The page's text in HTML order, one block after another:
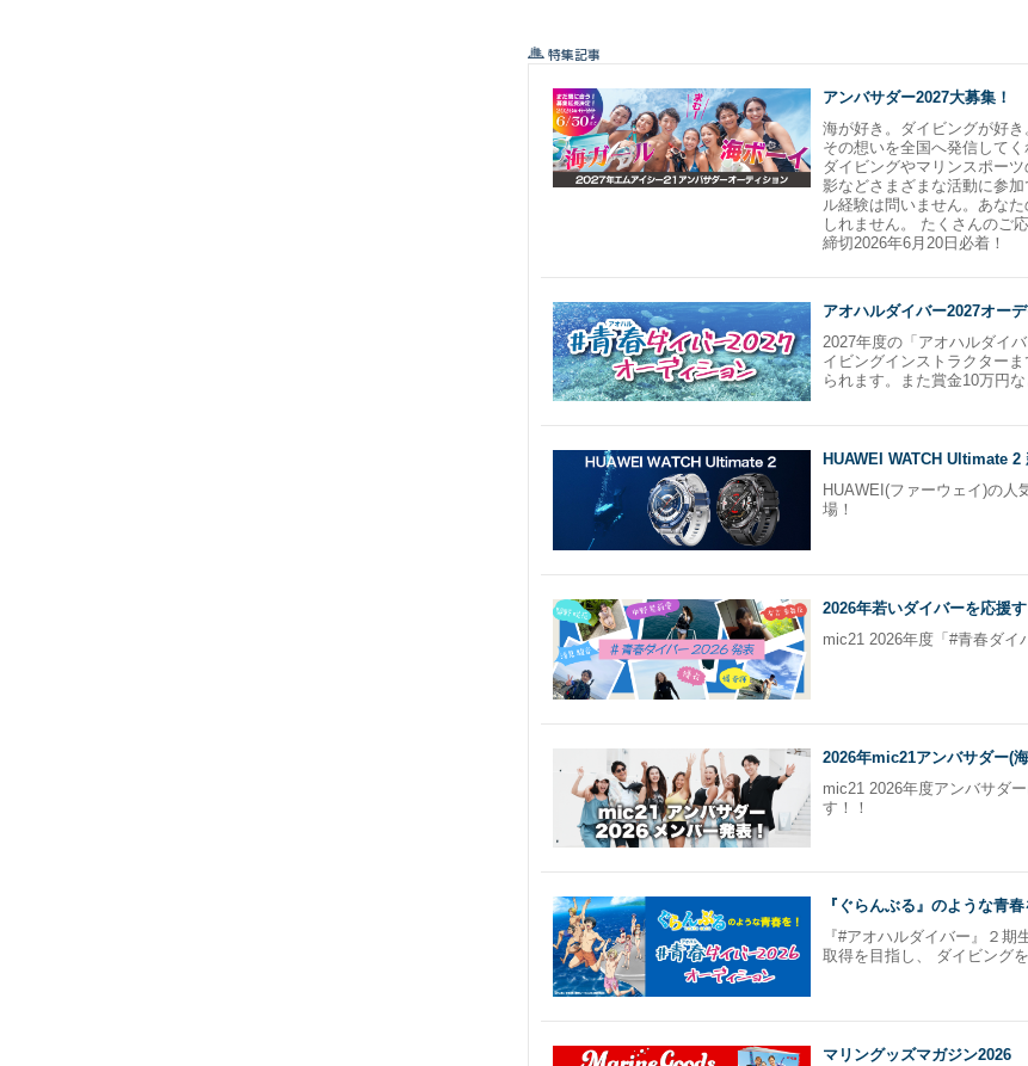
特設ページを公開しました。
2025.10.26
mic21木更津OUTLET&WHOLESALE
ご好評につき期間延長決定！
2026年度青春ダイバー結果発表
2026年度の青春ダイバーが決定しました。
インストラクターに向けて頑張っていく学生ダイバ
2025.9.27
オーダースーツキャンペーン
通常本体価格より10％OFFのオーダードライスーツ
期間中は本体価格より最大30％OFFに！！
お得にマイスーツを手に入れよう！
mic21 2026年度アンバサダーに選ばれた海ガール・
器材下取りキャンペーン開催中
2025.8.23
ダイビングライセンス取得キャンペーン開催
ダイビングをお得に始めよう！
2025.5.24
オーダーウエットスーツキャンペーン
オーダーウエットスーツキャンペーン、スタート！！
スーツ本体価格より20％OFF！!
2025.4.03
2026年度アンバサダー募集開始！
2026年度アンバサダー募集を開始しました。
賞金10万円他豪華特典あり！
エムアイシー21では、期間中、オーダードライスー
を実施中！
2024年12月16日まで
2024.9.13
アンバサダー2025 結果発表！
2025年度のアンバサダーが決定しました。
特集記事
アンバサダー2027大募集！
海が好き。ダイビングが好き
その想いを全国へ発信して
ダイビングやマリンスポー
影などさまざまな活動に参
ル経験は問いません。あな
しれません。 たくさんのご
締切2026年6月20日必着！
アオハルダイバー2027オー
2027年度の「アオハルダイ
イビングインストラクター
られます。また賞金10万円
HUAWEI WATCH Ultimate 2
HUAWEI(ファーウェイ)の人
場！
2026年若いダイバーを応援
mic21 2026年度「#青春ダイ
2026年mic21アンバサダー(
mic21 2026年度アンバサダ
す！！
『ぐらんぶる』のような青
『#アオハルダイバー』２
取得を目指し、 ダイビング
マリングッズマガジン2026